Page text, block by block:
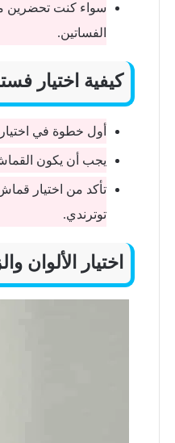
سواء كنت تحضرين
الفساتين.
كيفية اختيار
أول خطوة في
يجب أن يكون
تأكد من اختيار
توترندي.
اختيار الألوان